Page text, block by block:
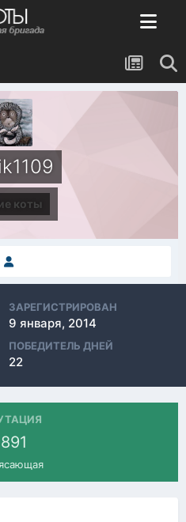
коты
ЗАРЕГИСТРИРОВАН
9 января, 2014
ПОБЕДИТЕЛЬ ДНЕЙ
22